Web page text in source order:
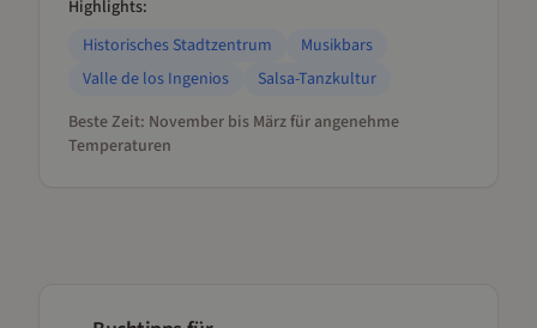
Highlights:
Historisches Stadtzentrum
Musikbars
Valle de los Ingenios
Salsa-Tanzkultur
Beste Zeit: November bis März für angenehme
Temperaturen